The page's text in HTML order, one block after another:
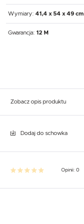
Wymiary: 41,4 x 54 x 49 cm
Gwarancja: 12 M
Zobacz opis produktu
Dodaj do schowka
Opinii: 0